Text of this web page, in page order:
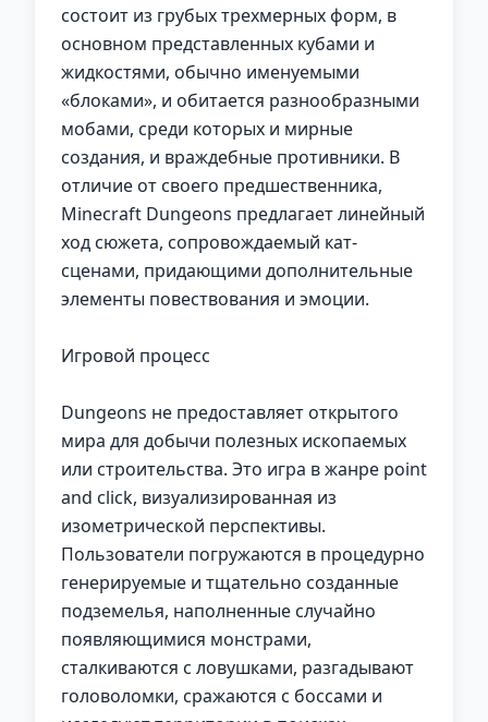
состоит из грубых трехмерных форм, в
основном представленных кубами и
жидкостями, обычно именуемыми
«блоками», и обитается разнообразными
мобами, среди которых и мирные
создания, и враждебные противники. В
отличие от своего предшественника,
Minecraft Dungeons предлагает линейный
ход сюжета, сопровождаемый кат-
сценами, придающими дополнительные
элементы повествования и эмоции.
Игровой процесс
Dungeons не предоставляет открытого
мира для добычи полезных ископаемых
или строительства. Это игра в жанре point
and click, визуализированная из
изометрической перспективы.
Пользователи погружаются в процедурно
генерируемые и тщательно созданные
подземелья, наполненные случайно
появляющимися монстрами,
сталкиваются с ловушками, разгадывают
головоломки, сражаются с боссами и